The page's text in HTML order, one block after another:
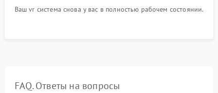
Ваш vr система снова у вас в полностью рабочем состоянии.
FAQ. Ответы на вопросы